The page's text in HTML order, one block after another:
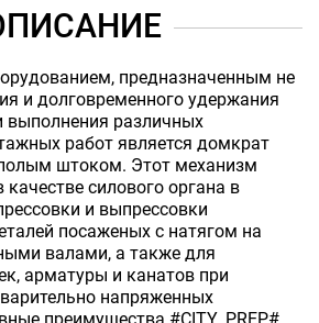
предназначенным не
и долговременного удержания
выполнения различных
работ является домкрат
штоком. Этот механизм
силового органа в
и выпрессовки
посаженых с натягом на
валами, а также для
арматуры и канатов при
напряженных
преимущества #CITY_PREP#